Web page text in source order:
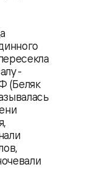
-
(Беляк